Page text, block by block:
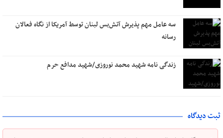
سه عامل مهم پذیرش آتش‌بس لبنان توسط آمریکا از نگاه فعالان
رسانه
زندگی نامه شهید محمد نوروزی/شهید مدافع حرم
ثبت دیدگاه